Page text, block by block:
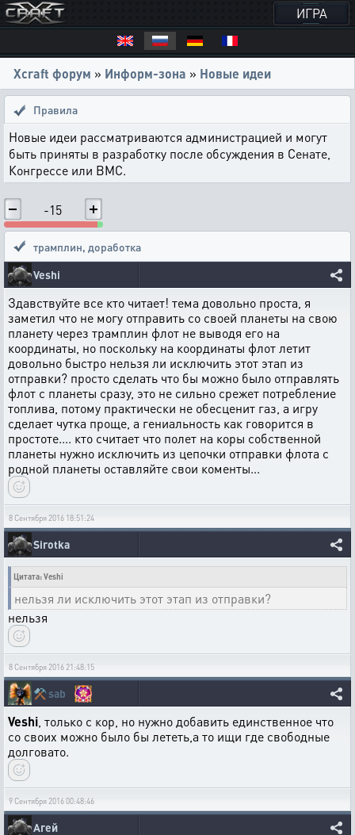
ИГРА
Xcraft форум » Информ-зона » Новые идеи
Правила
Новые идеи рассматриваются администрацией и могут
быть приняты в разработку после обсуждения в Сенате,
Конгрессе или ВМС.
-15
трамплин, доработка
Veshi
Здавствуйте все кто читает! тема довольно проста, я
заметил что не могу отправить со своей планеты на свою
планету через трамплин флот не выводя его на
координаты, но поскольку на координаты флот летит
довольно быстро нельзя ли исключить этот этап из
отправки? просто сделать что бы можно было отправлять
флот с планеты сразу, это не сильно срежет потребление
топлива, потому практически не обесценит газ, а игру
сделает чутка проще, а гениальность как говорится в
простоте.... кто считает что полет на коры собственной
планеты нужно исключить из цепочки отправки флота с
родной планеты оставляйте свои коменты...
8 Сентября 2016 18:51:24
Sirotka
Цитата: Veshi
нельзя ли исключить этот этап из отправки?
нельзя
8 Сентября 2016 21:48:15
⚒️sab
Veshi , только с кор, но нужно добавить единственное что
со своих можно было бы лететь,а то ищи где свободные
долговато.
9 Сентября 2016 00:48:46
Агей